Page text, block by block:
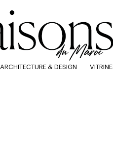
ARCHITECTURE & DESIGN